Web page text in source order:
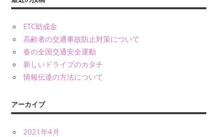
ETC助成金
高齢者の交通事故防止対策について
春の全国交通安全運動
新しいドライブのカタチ
情報伝達の方法について
アーカイブ
2021年4月